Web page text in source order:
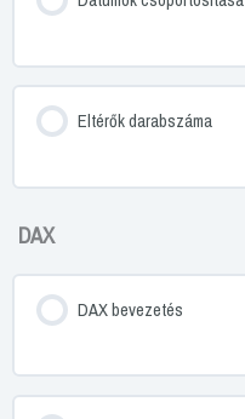
Eltérők darabszáma
DAX
DAX bevezetés